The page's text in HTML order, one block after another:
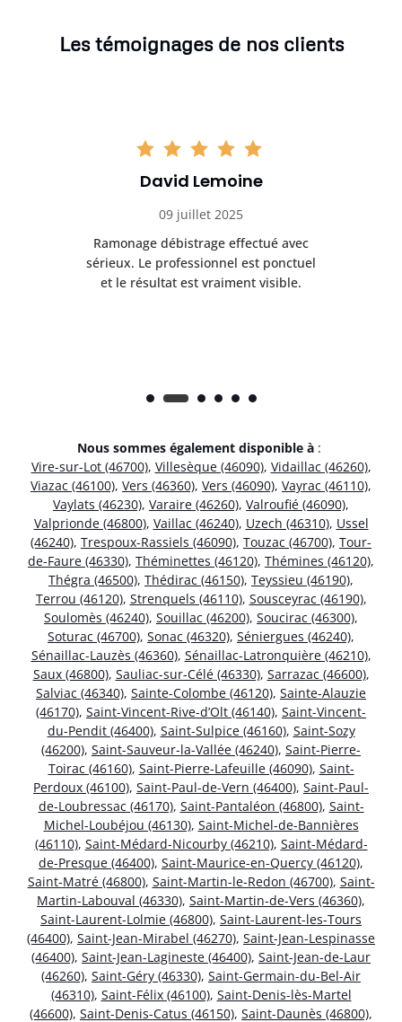
Les témoignages de nos clients
David Lemoine
09 juillet 2025
Ramonage débistrage effectué avec
sérieux. Le professionnel est ponctuel
et le résultat est vraiment visible.
Nous sommes également disponible à :
Vire-sur-Lot (46700), Villesèque (46090), Vidaillac (46260),
Viazac (46100), Vers (46360), Vers (46090), Vayrac (46110),
Vaylats (46230), Varaire (46260), Valroufié (46090),
Valprionde (46800), Vaillac (46240), Uzech (46310), Ussel
(46240), Trespoux-Rassiels (46090), Touzac (46700), Tour-
de-Faure (46330), Théminettes (46120), Thémines (46120),
Thégra (46500), Thédirac (46150), Teyssieu (46190),
Terrou (46120), Strenquels (46110), Sousceyrac (46190),
Soulomès (46240), Souillac (46200), Soucirac (46300),
Soturac (46700), Sonac (46320), Séniergues (46240),
Sénaillac-Lauzès (46360), Sénaillac-Latronquière (46210),
Saux (46800), Sauliac-sur-Célé (46330), Sarrazac (46600),
Salviac (46340), Sainte-Colombe (46120), Sainte-Alauzie
(46170), Saint-Vincent-Rive-d’Olt (46140), Saint-Vincent-
du-Pendit (46400), Saint-Sulpice (46160), Saint-Sozy
(46200), Saint-Sauveur-la-Vallée (46240), Saint-Pierre-
Toirac (46160), Saint-Pierre-Lafeuille (46090), Saint-
Perdoux (46100), Saint-Paul-de-Vern (46400), Saint-Paul-
de-Loubressac (46170), Saint-Pantaléon (46800), Saint-
Michel-Loubéjou (46130), Saint-Michel-de-Bannières
(46110), Saint-Médard-Nicourby (46210), Saint-Médard-
de-Presque (46400), Saint-Maurice-en-Quercy (46120),
Saint-Matré (46800), Saint-Martin-le-Redon (46700), Saint-
Martin-Labouval (46330), Saint-Martin-de-Vers (46360),
Saint-Laurent-Lolmie (46800), Saint-Laurent-les-Tours
(46400), Saint-Jean-Mirabel (46270), Saint-Jean-Lespinasse
(46400), Saint-Jean-Lagineste (46400), Saint-Jean-de-Laur
(46260), Saint-Géry (46330), Saint-Germain-du-Bel-Air
(46310), Saint-Félix (46100), Saint-Denis-lès-Martel
(46600), Saint-Denis-Catus (46150), Saint-Daunès (46800),